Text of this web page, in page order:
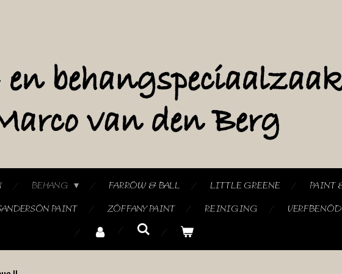
BEHANG FARROW & BALL LITTLE GREENE
PAINT
PAINT ZOFFANY PAINT REINIGING